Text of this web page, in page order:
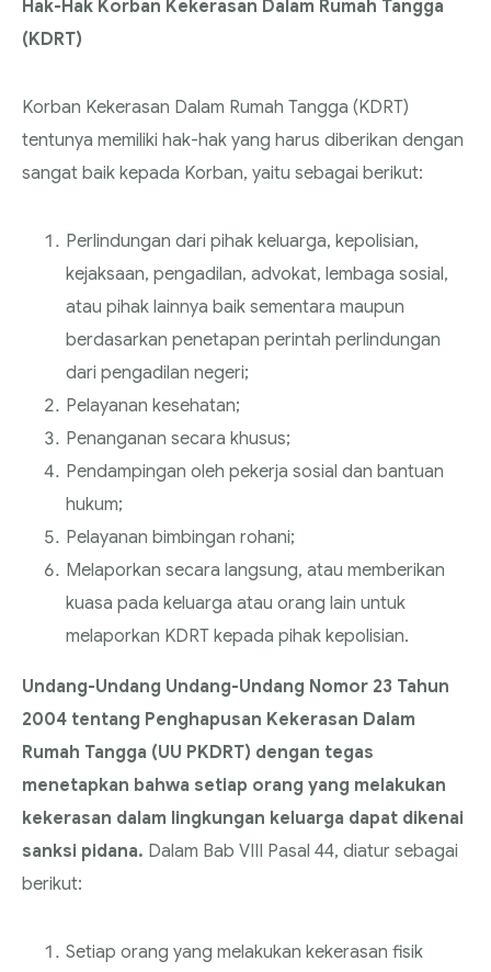
Hak-Hak Korban Kekerasan Dalam Rumah Tangga
(KDRT)
Korban Kekerasan Dalam Rumah Tangga (KDRT)
tentunya memiliki hak-hak yang harus diberikan dengan
sangat baik kepada Korban, yaitu sebagai berikut:
Perlindungan dari pihak keluarga, kepolisian,
kejaksaan, pengadilan, advokat, lembaga sosial,
atau pihak lainnya baik sementara maupun
berdasarkan penetapan perintah perlindungan
dari pengadilan negeri;
Pelayanan kesehatan;
Penanganan secara khusus;
Pendampingan oleh pekerja sosial dan bantuan
hukum;
Pelayanan bimbingan rohani;
Melaporkan secara langsung, atau memberikan
kuasa pada keluarga atau orang lain untuk
melaporkan KDRT kepada pihak kepolisian.
Undang-Undang Undang-Undang Nomor 23 Tahun
2004 tentang Penghapusan Kekerasan Dalam
Rumah Tangga (UU PKDRT) dengan tegas
menetapkan bahwa setiap orang yang melakukan
kekerasan dalam lingkungan keluarga dapat dikenai
sanksi pidana. Dalam Bab VIII Pasal 44, diatur sebagai
berikut:
Setiap orang yang melakukan kekerasan fisik